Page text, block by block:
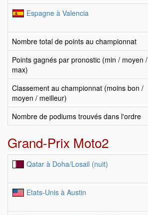
Espagne à Valencia
Nombre total de points au championnat
Points gagnés par pronostic (min / moyen /
max)
Classement au championnat (moins bon /
moyen / meilleur)
Nombre de podiums trouvés dans l'ordre
Grand-Prix Moto2
Qatar à Doha/Losail (nuit)
Etats-Unis à Austin